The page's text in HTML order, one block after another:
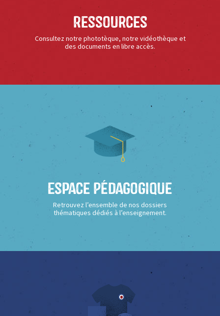
Ressources
Consultez notre phototèque, notre vidéothèque et
des documents en libre accès.
Espace Pédagogique
Retrouvez l’ensemble de nos dossiers
thématiques dédiés à l’enseignement.